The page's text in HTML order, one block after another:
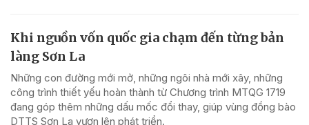
Khi nguồn vốn quốc gia chạm đến từng bản
làng Sơn La
Những con đường mới mở, những ngôi nhà mới xây, những
công trình thiết yếu hoàn thành từ Chương trình MTQG 1719
đang góp thêm những dấu mốc đổi thay, giúp vùng đồng bào
DTTS Sơn La vươn lên phát triển.